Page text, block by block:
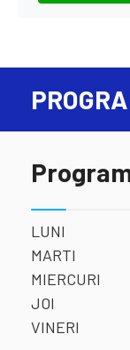
LUNI
MARTI
MIERCURI
JOI
VINERI